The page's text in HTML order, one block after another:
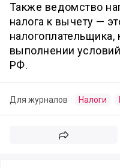
Также ведомство
налога к вычету —
налогоплательщика,
выполнении
РФ.
Для журналов Налоги
Поделиться